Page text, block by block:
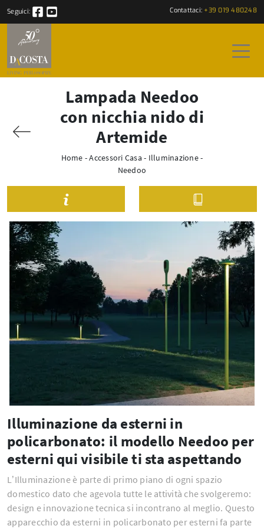
Seguici: Contattaci: +39 019 480248
Lampada Needoo
con nicchia nido di
Artemide
Home -Accessori Casa - Illuminazione-
Needoo
Illuminazione da esterni in
policarbonato: il modello Needoo per
esterni qui visibile ti sta aspettando
L’Illuminazione è parte di primo piano di ogni spazio
domestico dato che agevola tutte le attività che svolgeremo:
design e innovazione tecnica si incontrano al meglio. Questo
apparecchio da esterni in policarbonato per esterni fa parte